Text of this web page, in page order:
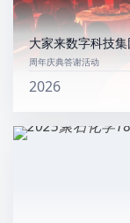
大家来数字科技
周年庆典答谢活动
2026